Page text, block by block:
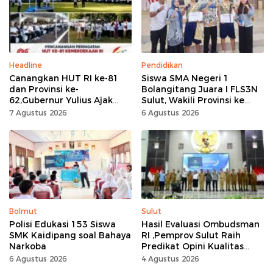
Headline
Canangkan HUT RI ke-81
dan Provinsi ke-
62,Gubernur Yulius Ajak
Seluruh Masyarakat
Kemerdekaan Momentum
Kerja Keras
7 Agustus 2026
Pendidikan
Siswa SMA Negeri 1
Bolangitang Juara I FLS3N
Sulut, Wakili Provinsi ke
Tingkat Nasional
6 Agustus 2026
Bolmut
Polisi Edukasi 153 Siswa
SMK Kaidipang soal Bahaya
Narkoba
6 Agustus 2026
Sulut
Hasil Evaluasi Ombudsman
RI ,Pemprov Sulut Raih
Predikat Opini Kualitas
Tinggi Tanpa
4 Agustus 2026